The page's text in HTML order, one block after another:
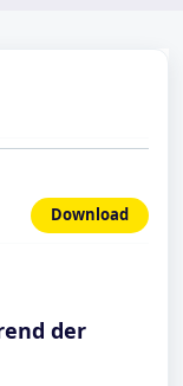
Download
der